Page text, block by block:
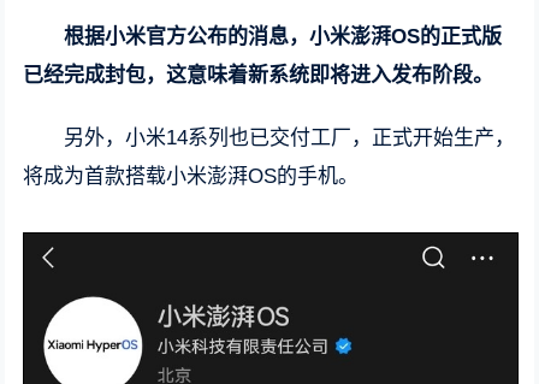
根据小米官方公布的消息，小米澎湃OS的正式版
已经完成封包，这意味着新系统即将进入发布阶段。
另外，小米14系列也已交付工厂，正式开始生产，
将成为首款搭载小米澎湃OS的手机。